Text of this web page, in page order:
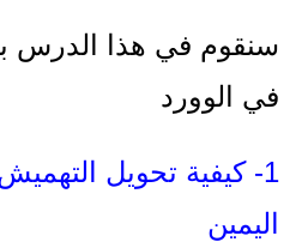
سنقوم في هذا الدرس
في الوورد
1- كيفية تحويل
اليمين